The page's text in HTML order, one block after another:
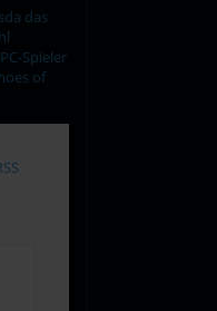
das
Spieler
of